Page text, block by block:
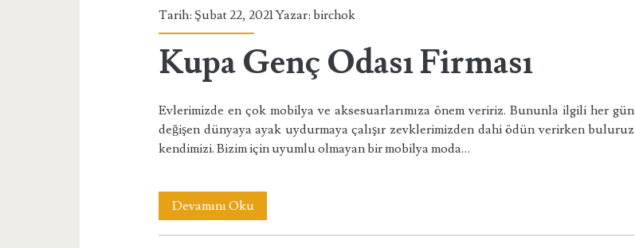
Tarih: Şubat 22, 2021 Yazar:birchok
Kupa Genç Odası Firması
Evlerimizde en çok mobilya ve aksesuarlarımıza önem veririz. Bununla ilgili her gün
değişen dünyaya ayak uydurmaya çalışır zevklerimizden dahi ödün verirken buluruz
kendimizi. Bizim için uyumlu olmayan bir mobilya moda…
Devamını OkuKupa
Genç